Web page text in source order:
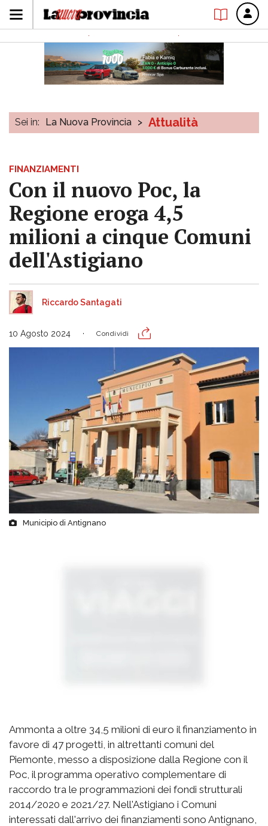
Sei in: La Nuova Provincia > Attualità
FINANZIAMENTI
Con il nuovo Poc, la
Regione eroga 4,5
milioni a cinque Comuni
dell'Astigiano
Riccardo Santagati
10 Agosto 2024 Condividi
Municipio di Antignano
Ammonta a oltre 34,5 milioni di euro il finanziamento in
favore di 47 progetti, in altrettanti comuni del
Piemonte, messo a disposizione dalla Regione con il
Poc, il programma operativo complementare di
raccordo tra le programmazioni dei fondi strutturali
2014/2020 e 2021/27. Nell'Astigiano i Comuni
interessati dall'arrivo dei finanziamenti sono Antignano,